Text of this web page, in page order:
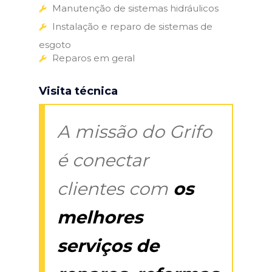
Manutenção de sistemas hidráulicos
Instalação e reparo de sistemas de
esgoto
Reparos em geral
Visita técnica
A missão do Grifo
é conectar
clientes com os
melhores
serviços de